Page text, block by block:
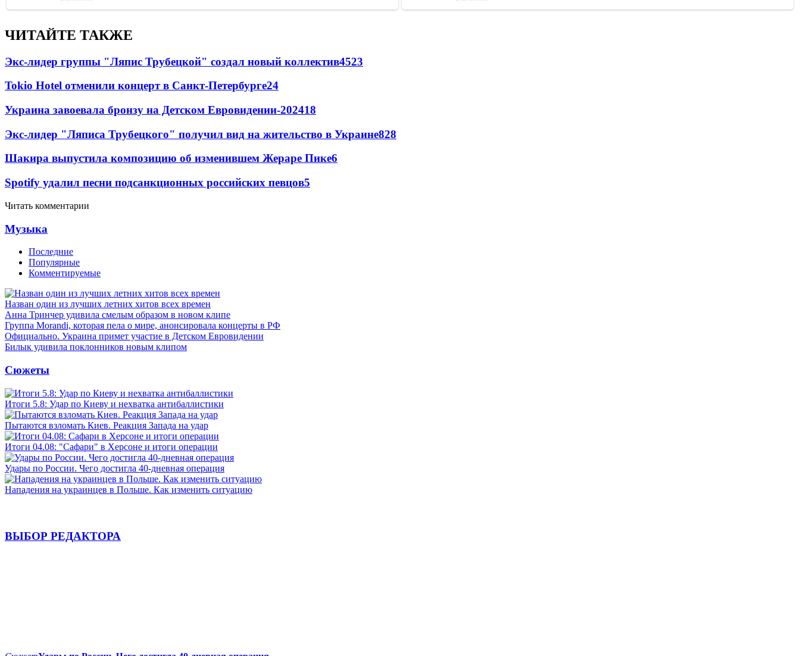
ЧИТАЙТЕ ТАКЖЕ
Экс-лидер группы "Ляпис Трубецкой" создал новый коллектив4523
Tokio Hotel отменили концерт в Санкт-Петербурге24
Украина завоевала бронзу на Детском Евровидении-202418
Экс-лидер "Ляписа Трубецкого" получил вид на жительство в Украине828
Шакира выпустила композицию об изменившем Жераре Пике6
Spotify удалил песни подсанкционных российских певцов5
Читать комментарии
Музыка
Последние
Популярные
Комментируемые
Назван один из лучших летних хитов всех времен
Анна Тринчер удивила смелым образом в новом клипе
Группа Morandi, которая пела о мире, анонсировала концерты в РФ
Официально. Украина примет участие в Детском Евровидении
Билык удивила поклонников новым клипом
Сюжеты
Итоги 5.8: Удар по Киеву и нехватка антибаллистики
Пытаются взломать Киев. Реакция Запада на удар
Итоги 04.08: "Сафари" в Херсоне и итоги операции
Удары по России. Чего достигла 40-дневная операция
Нападения на украинцев в Польше. Как изменить ситуацию
ВЫБОР РЕДАКТОРА